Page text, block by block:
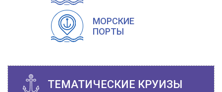
МОРСКИЕ
ПОРТЫ
ТЕМАТИЧЕСКИЕ КРУИЗЫ